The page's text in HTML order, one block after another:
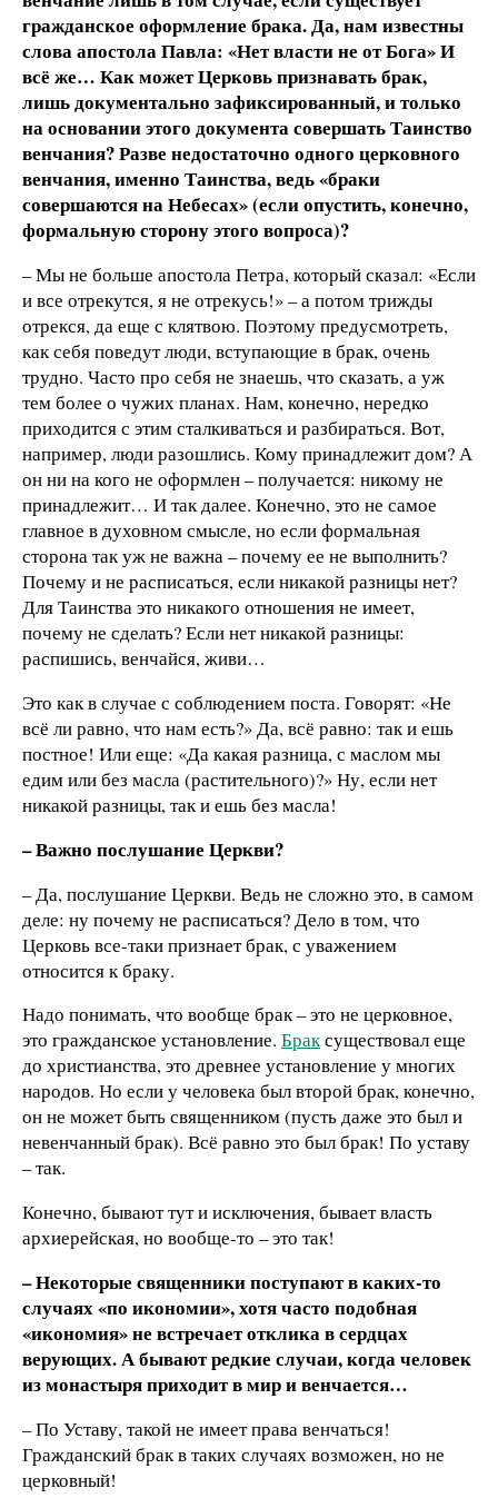
гражданское оформление брака. Да, нам известны
слова апостола Павла: «Нет власти не от Бога» И
всё же… Как может Церковь признавать брак,
лишь документально зафиксированный, и только
на основании этого документа совершать Таинство
венчания? Разве недостаточно одного церковного
венчания, именно Таинства, ведь «браки
совершаются на Небесах» (если опустить, конечно,
формальную сторону этого вопроса)?
– Мы не больше апостола Петра, который сказал: «Если
и все отрекутся, я не отрекусь!» – а потом трижды
отрекся, да еще с клятвою. Поэтому предусмотреть,
как себя поведут люди, вступающие в брак, очень
трудно. Часто про себя не знаешь, что сказать, а уж
тем более о чужих планах. Нам, конечно, нередко
приходится с этим сталкиваться и разбираться. Вот,
например, люди разошлись. Кому принадлежит дом? А
он ни на кого не оформлен – получается: никому не
принадлежит… И так далее. Конечно, это не самое
главное в духовном смысле, но если формальная
сторона так уж не важна – почему ее не выполнить?
Почему и не расписаться, если никакой разницы нет?
Для Таинства это никакого отношения не имеет,
почему не сделать? Если нет никакой разницы:
распишись, венчайся, живи…
Это как в случае с соблюдением поста. Говорят: «Не
всё ли равно, что нам есть?» Да, всё равно: так и ешь
постное! Или еще: «Да какая разница, с маслом мы
едим или без масла (растительного)?» Ну, если нет
никакой разницы, так и ешь без масла!
– Важно послушание Церкви?
– Да, послушание Церкви. Ведь не сложно это, в самом
деле: ну почему не расписаться? Дело в том, что
Церковь все-таки признает брак, с уважением
относится к браку.
Надо понимать, что вообще брак – это не церковное,
это гражданское установление. Браксуществовал еще
до христианства, это древнее установление у многих
народов. Но если у человека был второй брак, конечно,
он не может быть священником (пусть даже это был и
невенчанный брак). Всё равно это был брак! По уставу
– так.
Конечно, бывают тут и исключения, бывает власть
архиерейская, но вообще-то – это так!
– Некоторые священники поступают в каких-то
случаях«по икономии», хотя часто подобная
«икономия» не встречает отклика в сердцах
верующих. А бывают редкие случаи, когда человек
из монастыря приходит в мир и венчается…
– По Уставу, такой не имеет права венчаться!
Гражданский брак в таких случаях возможен, но не
церковный!